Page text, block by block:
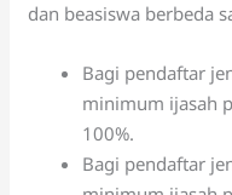
dan beasiswa berbeda
Bagi pendaftar
minimum ijasah
100%.
Bagi pendaftar